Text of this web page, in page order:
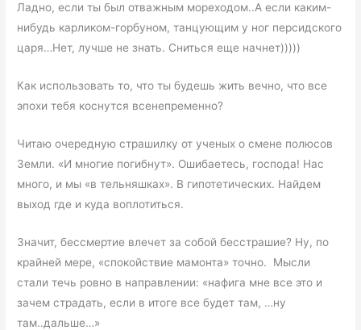
Ладно, если ты был отважным мореходом..А если каким-
нибудь карликом-горбуном, танцующим у ног персидского
царя…Нет, лучше не знать. Сниться еще начнет)))))
Как использовать то, что ты будешь жить вечно, что все
эпохи тебя коснутся всенепременно?
Читаю очередную страшилку от ученых о смене полюсов
Земли. «И многие погибнут». Ошибаетесь, господа! Нас
много, и мы «в тельняшках». В гипотетических. Найдем
выход где и куда воплотиться.
Значит, бессмертие влечет за собой бесстрашие? Ну, по
крайней мере, «спокойствие мамонта» точно. Мысли
стали течь ровно в направлении: «нафига мне все это и
зачем страдать, если в итоге все будет там, …ну
там..дальше…»